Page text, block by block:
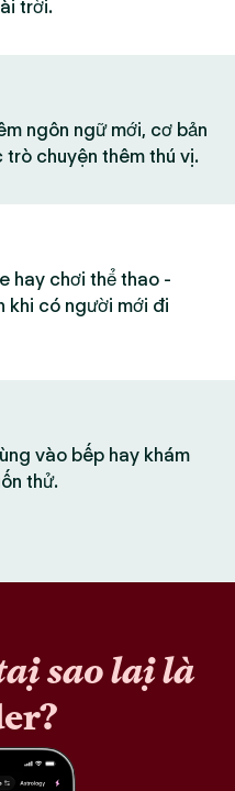
trời.
ngôn ngữ mới, cơ bản
chuyện thêm thú vị.
hay chơi thể thao -
khi có người mới đi
vào bếp hay khám
thử.
sao lại là